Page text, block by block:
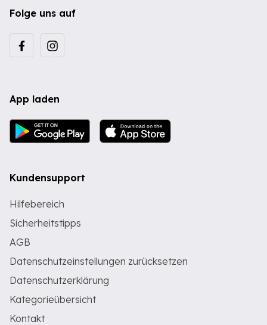
Folge uns auf
App laden
Kundensupport
Hilfebereich
Sicherheitstipps
AGB
Datenschutzeinstellungen zurücksetzen
Datenschutzerklärung
Kategorieübersicht
Kontakt